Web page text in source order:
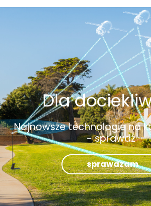
Dla
Najnowsze technologie na
- sprawdź
sprawdzam